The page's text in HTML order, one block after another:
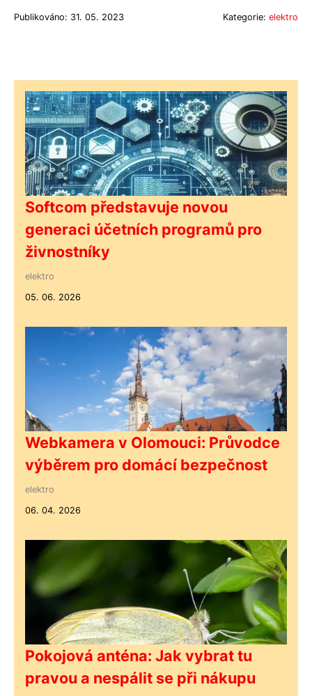
Publikováno: 31. 05. 2023 Kategorie: elektro
Softcom představuje novou
generaci účetních programů pro
živnostníky
elektro
05. 06. 2026
Webkamera v Olomouci: Průvodce
výběrem pro domácí bezpečnost
elektro
06. 04. 2026
Pokojová anténa: Jak vybrat tu
pravou a nespálit se při nákupu